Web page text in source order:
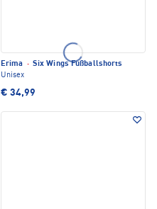
Erima · Six Wings Fußballshorts
Unisex
€ 34,99